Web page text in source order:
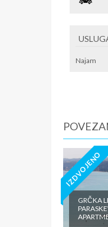
Najam
IZDVOJENO
GRČKA